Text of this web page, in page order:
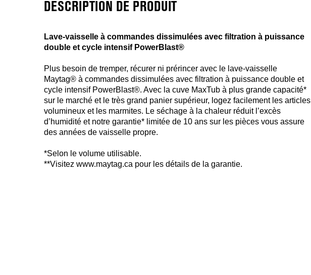
DESCRIPTION DE PRODUIT
Lave-vaisselle à commandes dissimulées avec filtration à puissance
double et cycle intensif PowerBlast®
Plus besoin de tremper, récurer ni prérincer avec le lave-vaisselle
Maytag® à commandes dissimulées avec filtration à puissance double et
cycle intensif PowerBlast®. Avec la cuve MaxTub à plus grande capacité*
sur le marché et le très grand panier supérieur, logez facilement les articles
volumineux et les marmites. Le séchage à la chaleur réduit l’excès
d’humidité et notre garantie* limitée de 10 ans sur les pièces vous assure
des années de vaisselle propre.
*Selon le volume utilisable.
**Visitez www.maytag.ca pour les détails de la garantie.